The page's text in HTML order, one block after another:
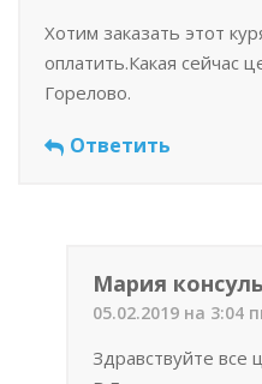
Хотим заказать этот
оплатить.Какая сейчас
Горелово.
Ответить
Мария
05.02.2019 на 3:04
Здравствуйте все